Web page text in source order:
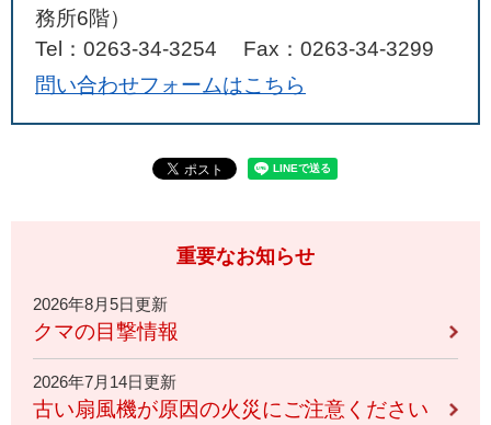
務所6階）
Tel：0263-34-3254
Fax：0263-34-3299
問い合わせフォームはこちら
重要なお知らせ
2026年8月5日更新
クマの目撃情報
2026年7月14日更新
古い扇風機が原因の火災にご注意ください